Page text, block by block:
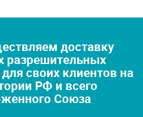
доставку
разрешительных
своих клиентов на
РФ и всего
Союза